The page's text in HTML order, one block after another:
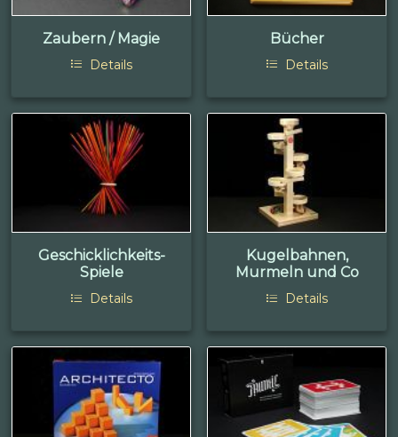
Zaubern / Magie
Details
Bücher
Details
Geschicklichkeits-
Spiele
Details
Kugelbahnen,
Murmeln und Co
Details